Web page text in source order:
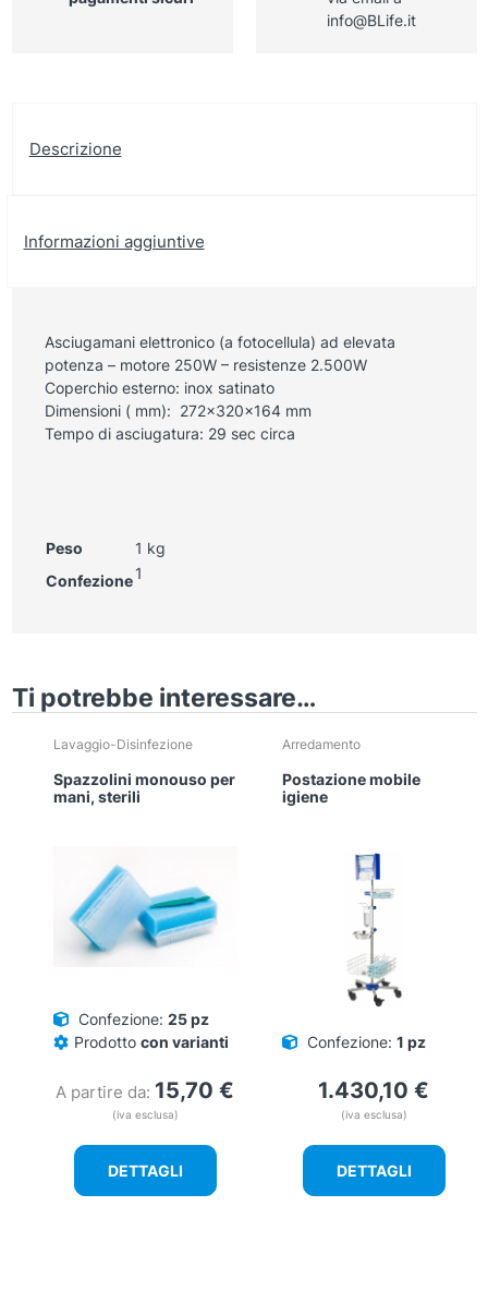
info@BLife.it
Descrizione
Informazioni aggiuntive
Asciugamani elettronico (a fotocellula) ad elevata
potenza – motore 250W – resistenze 2.500W
Coperchio esterno: inox satinato
Dimensioni ( mm): 272x320x164 mm
Tempo di asciugatura: 29 sec circa
Peso
1 kg
Confezione 1
Ti potrebbe interessare…
Lavaggio-Disinfezione
Spazzolini monouso per
mani, sterili
Confezione: 25 pz
Prodotto con varianti
A partire da: 15,70 €
(iva esclusa)
DETTAGLI
Arredamento
Postazione mobile
igiene
Confezione: 1 pz
1.430,10 €
(iva esclusa)
DETTAGLI